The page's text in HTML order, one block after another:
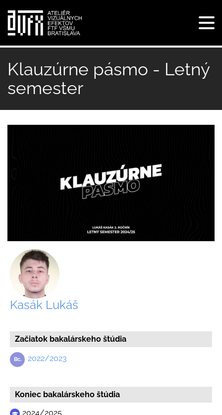
hlavný
obsah
Klauzúrne pásmo - Letný
semester
Kasák Lukáš
Začiatok bakalárskeho štúdia
2022/2023
Koniec bakalárskeho štúdia
2024/2025